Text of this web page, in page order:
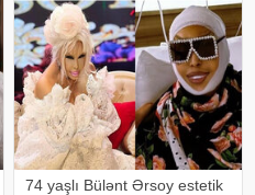
diaqnoz qoyula bilmədiyini
bildirib. "Bu əməliyyat
Azərbaycand
74 yaşlı Bülənt Ərsoy estetik